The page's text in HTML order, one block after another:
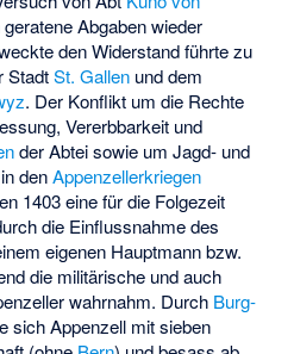
Abgaben wieder
den Widerstand führte zu
StadtSt. Gallen und dem
. Der Konflikt um die Rechte
Vererbbarkeit und
der Abtei sowie um Jagd- und
denAppenzellerkriegen
1403 eine für die Folgezeit
die Einflussnahme des
eigenen Hauptmann bzw.
die militärische und auch
wahrnahm. Durch Burg-
sich Appenzell mit sieben